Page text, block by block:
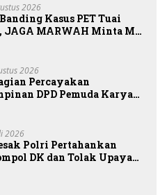
2026
Kasus PET Tuai
JAGA MARWAH Minta MA
2026
Percayakan
DPD Pemuda Karya
2026
Polri Pertahankan
DK dan Tolak Upaya